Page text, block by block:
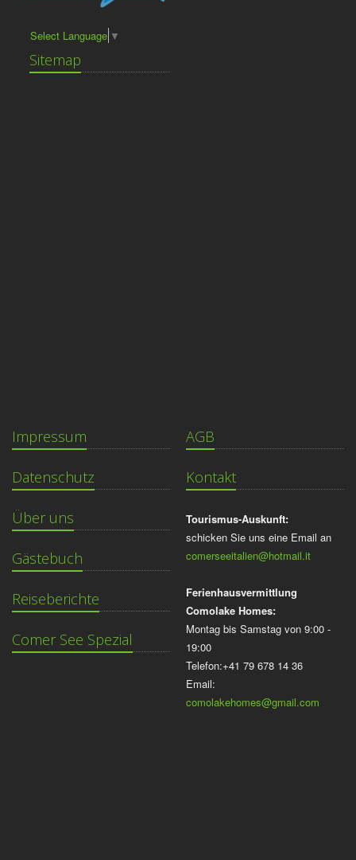
Select Language ▼
Sitemap
Impressum
Datenschutz
Über uns
Gästebuch
Reiseberichte
Comer See Spezial
AGB
Kontakt
Tourismus-Auskunft:
schicken Sie uns eine Email an
comerseeitalien@hotmail.it
Ferienhausvermittlung
Comolake Homes:
Montag bis Samstag von 9:00 -
19:00
Telefon:+41 79 678 14 36
Email:
comolakehomes@gmail.com